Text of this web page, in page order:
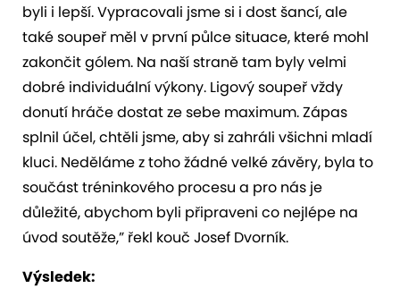
byli i lepší. Vypracovali jsme si i dost šancí, ale
také soupeř měl v první půlce situace, které mohl
zakončit gólem. Na naší straně tam byly velmi
dobré individuální výkony. Ligový soupeř vždy
donutí hráče dostat ze sebe maximum. Zápas
splnil účel, chtěli jsme, aby si zahráli všichni mladí
kluci. Neděláme z toho žádné velké závěry, byla to
součást tréninkového procesu a pro nás je
důležité, abychom byli připraveni co nejlépe na
úvod soutěže,” řekl kouč Josef Dvorník.
Výsledek: